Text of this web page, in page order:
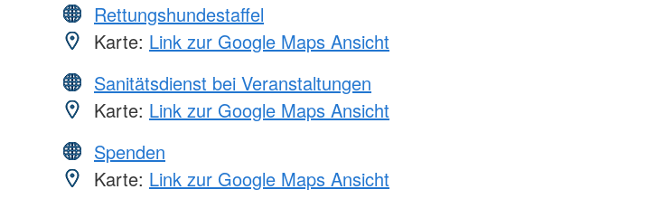
Rettungshundestaffel
Karte: Link zur Google Maps Ansicht
Sanitätsdienst bei Veranstaltungen
Karte: Link zur Google Maps Ansicht
Spenden
Karte: Link zur Google Maps Ansicht